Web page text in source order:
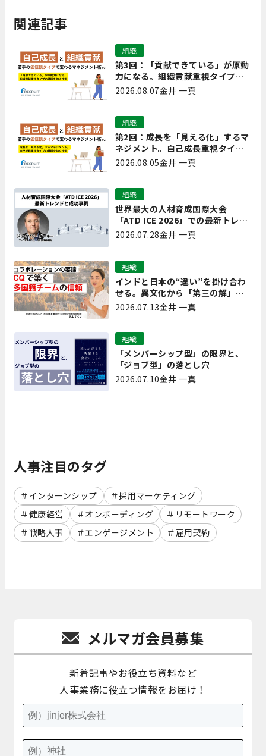
関連記事
第3回：「貢献できている」が原動
力になる。組織貢献重視タイプの
離職を防ぐ技術
組織
2026.08.07金井 一真
第2回：成長を「見える化」するマ
ネジメント。自己成長重視タイプ
の離職を防ぐ技術
組織
2026.08.05金井 一真
世界最大の人材育成国際大会
「ATD ICE 2026」での最新トレン
ドと成功事例｜「重要で実用的
な、日本にも合う」ホットトピッ
組織
2026.07.28金井 一真
インドと日本の“違い”を掛け合わ
せる。異文化から「第三の解」を
生み出す実践【現場を変えるCQ白
組織
2026.07.13金井 一真
「メンバーシップ型」の限界と、
「ジョブ型」の落とし穴
組織
2026.07.10金井 一真
人事注目のタグ
インターンシップ
採用マーケティング
健康経営
オンボーディング
リモートワーク
戦略人事
エンゲージメント 雇用契約
メルマガ会員募集
新着記事やお役立ち資料など
人事業務に役立つ情報をお届け！